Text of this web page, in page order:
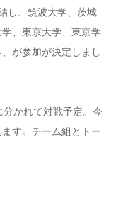
し、筑波大学、茨城
、東京大学、東京学
が参加が決定しまし
かれて対戦予定。今
す。チーム組とトー